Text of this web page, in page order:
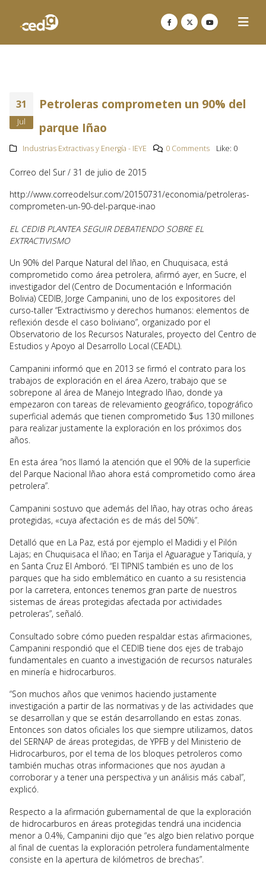
31
Jul
Petroleras comprometen un 90% del
parque Iñao
Industrias Extractivas y Energía - IEYE 0 Comments Like: 0
Correo del Sur / 31 de julio de 2015
http://www.correodelsur.com/20150731/economia/petroleras-
comprometen-un-90-del-parque-inao
EL CEDIB PLANTEA SEGUIR DEBATIENDO SOBRE EL
EXTRACTIVISMO
Un 90% del Parque Natural del Iñao, en Chuquisaca, está
comprometido como área petrolera, afirmó ayer, en Sucre, el
investigador del (Centro de Documentación e Información
Bolivia) CEDIB, Jorge Campanini, uno de los expositores del
curso-taller “Extractivismo y derechos humanos: elementos de
reflexión desde el caso boliviano”, organizado por el
Observatorio de los Recursos Naturales, proyecto del Centro de
Estudios y Apoyo al Desarrollo Local (CEADL).
Campanini informó que en 2013 se firmó el contrato para los
trabajos de exploración en el área Azero, trabajo que se
sobrepone al área de Manejo Integrado Iñao, donde ya
empezaron con tareas de relevamiento geográfico, topográfico
superficial además que tienen comprometido $us 130 millones
para realizar justamente la exploración en los próximos dos
años.
En esta área “nos llamó la atención que el 90% de la superficie
del Parque Nacional Iñao ahora está comprometido como área
petrolera”.
Campanini sostuvo que además del Iñao, hay otras ocho áreas
protegidas, «cuya afectación es de más del 50%”.
Detalló que en La Paz, está por ejemplo el Madidi y el Pilón
Lajas; en Chuquisaca el Iñao; en Tarija el Aguarague y Tariquía, y
en Santa Cruz El Amboró. “El TIPNIS también es uno de los
parques que ha sido emblemático en cuanto a su resistencia
por la carretera, entonces tenemos gran parte de nuestros
sistemas de áreas protegidas afectada por actividades
petroleras”, señaló.
Consultado sobre cómo pueden respaldar estas afirmaciones,
Campanini respondió que el CEDIB tiene dos ejes de trabajo
fundamentales en cuanto a investigación de recursos naturales
en minería e hidrocarburos.
“Son muchos años que venimos haciendo justamente
investigación a partir de las normativas y de las actividades que
se desarrollan y que se están desarrollando en estas zonas.
Entonces son datos oficiales los que siempre utilizamos, datos
del SERNAP de áreas protegidas, de YPFB y del Ministerio de
Hidrocarburos, por el tema de los bloques petroleros como
también muchas otras informaciones que nos ayudan a
corroborar y a tener una perspectiva y un análisis más cabal”,
explicó.
Respecto a la afirmación gubernamental de que la exploración
de hidrocarburos en áreas protegidas tendrá una incidencia
menor a 0.4%, Campanini dijo que “es algo bien relativo porque
al final de cuentas la exploración petrolera fundamentalmente
consiste en la apertura de kilómetros de brechas”.